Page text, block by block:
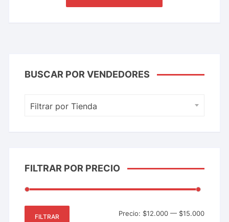
BUSCAR POR VENDEDORES
Filtrar por Tienda
FILTRAR POR PRECIO
FILTRAR Precio: $12.000— $15.000